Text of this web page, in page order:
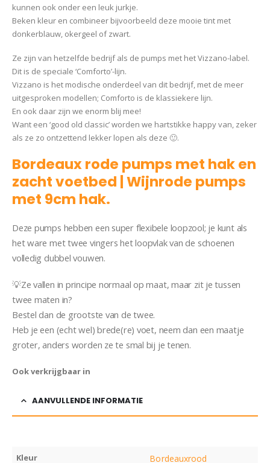
kunnen ook onder een leuk jurkje.
Beken kleur en combineer bijvoorbeeld deze mooie tint met
donkerblauw, okergeel of zwart.
Ze zijn van hetzelfde bedrijf als de pumps met het Vizzano-label.
Dit is de speciale ‘Comforto’-lijn.
Vizzano is het modische onderdeel van dit bedrijf, met de meer
uitgesproken modellen; Comforto is de klassiekere lijn.
En ook daar zijn we enorm blij mee!
Want een ‘good old classic’ worden we hartstikke happy van, zeker
als ze zo ontzettend lekker lopen als deze 🙂.
Bordeaux rode pumps met hak en
zacht voetbed | Wijnrode pumps
met 9cm hak.
Deze pumps hebben een super flexibele loopzool; je kunt als
het ware met twee vingers het loopvlak van de schoenen
volledig dubbel vouwen.
💡Ze vallen in principe normaal op maat, maar zit je tussen
twee maten in?
Bestel dan de grootste van de twee.
Heb je een (echt wel) brede(re) voet, neem dan een maatje
groter, anders worden ze te smal bij je tenen.
Ook verkrijgbaar in
AANVULLENDE INFORMATIE
Kleur Bordeauxrood